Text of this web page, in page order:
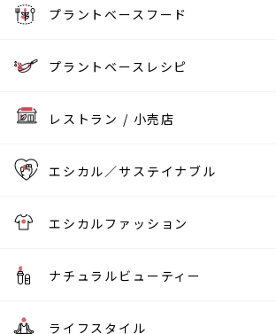
プラントベースフード
プラントベースレシピ
レストラン / 小売店
エシカル／サステイナブル
エシカルファッション
ナチュラルビューティー
ライフスタイル